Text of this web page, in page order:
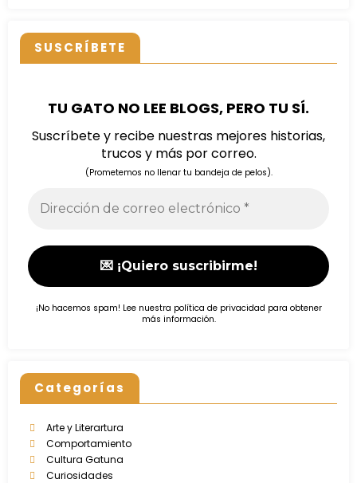
SUSCRÍBETE
TU GATO NO LEE BLOGS, PERO TU SÍ.
Suscríbete y recibe nuestras mejores historias,
trucos y más por correo.
(Prometemos no llenar tu bandeja de pelos).
¡No hacemos spam! Lee nuestra política de privacidad para obtener
más información.
Categorías
Arte y Literartura
Comportamiento
Cultura Gatuna
Curiosidades